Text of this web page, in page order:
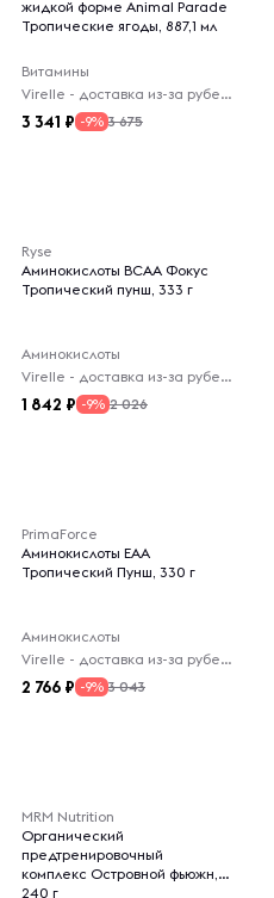
жидкой форме Animal Parade
Тропические ягоды, 887,1 мл
Витамины
Virelle - доставка из-за рубежа
3 341 -9% 3 675
Ryse
Аминокислоты BCAA Фокус
Тропический пунш, 333 г
Аминокислоты
Virelle - доставка из-за рубежа
1 842 -9% 2 026
PrimaForce
Аминокислоты EAA
Тропический Пунш, 330 г
Аминокислоты
Virelle - доставка из-за рубежа
2 766 -9% 3 043
MRM Nutrition
Органический
предтренировочный
комплекс Островной фьюжн,
240 г